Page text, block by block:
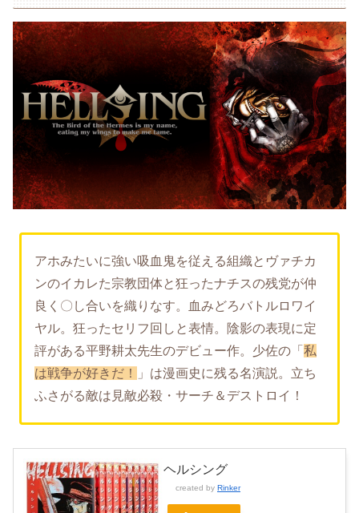
アホみたいに強い吸血鬼を従える組織とヴァチカ
ンのイカレた宗教団体と狂ったナチスの残党が仲
良く〇し合いを織りなす。血みどろバトルロワイ
ヤル。狂ったセリフ回しと表情。陰影の表現に定
評がある平野耕太先生のデビュー作。少佐の「私
は戦争が好きだ！
」は漫画史に残る名演説。立ち
ふさがる敵は見敵必殺・サーチ＆デストロイ！
ヘルシング
created by Rinker